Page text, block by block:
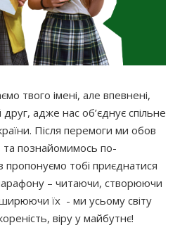
твого імені, але впевнені,
адже нас об’єднує спільне
Після перемоги ми обов
та познайомимось по-
тобі приєднатися
– читаючи, створюючи
їх - ми усьому світу
віру у майбутнє!